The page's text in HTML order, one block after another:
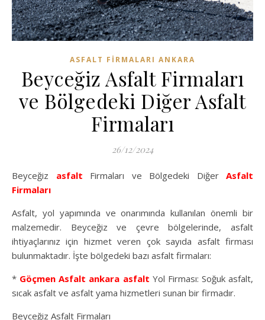
ASFALT FIRMALARI ANKARA
Beyceğiz Asfalt Firmaları
ve Bölgedeki Diğer Asfalt
Firmaları
26/12/2024
Beyceğiz asfalt Firmaları ve Bölgedeki Diğer Asfalt
Firmaları
Asfalt, yol yapımında ve onarımında kullanılan önemli bir
malzemedir. Beyceğiz ve çevre bölgelerinde, asfalt
ihtiyaçlarınız için hizmet veren çok sayıda asfalt firması
bulunmaktadır. İşte bölgedeki bazı asfalt firmaları:
* Göçmen Asfalt ankara asfalt Yol Firması: Soğuk asfalt,
sıcak asfalt ve asfalt yama hizmetleri sunan bir firmadır.
Beyceğiz Asfalt Firmaları